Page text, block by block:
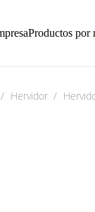
Productos por
/ Hervidor /